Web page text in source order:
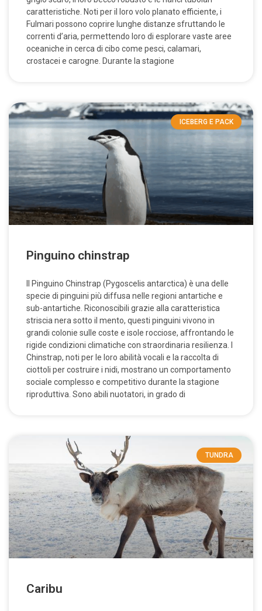
caratteristiche. Noti per il loro volo planato efficiente, i
Fulmari possono coprire lunghe distanze sfruttando le
correnti d’aria, permettendo loro di esplorare vaste aree
oceaniche in cerca di cibo come pesci, calamari,
crostacei e carogne. Durante la stagione
ICEBERG E PACK
Pinguino chinstrap
Il Pinguino Chinstrap (Pygoscelis antarctica) è una delle
specie di pinguini più diffusa nelle regioni antartiche e
sub-antartiche. Riconoscibili grazie alla caratteristica
striscia nera sotto il mento, questi pinguini vivono in
grandi colonie sulle coste e isole rocciose, affrontando le
rigide condizioni climatiche con straordinaria resilienza. I
Chinstrap, noti per le loro abilità vocali e la raccolta di
ciottoli per costruire i nidi, mostrano un comportamento
sociale complesso e competitivo durante la stagione
riproduttiva. Sono abili nuotatori, in grado di
TUNDRA
Caribu